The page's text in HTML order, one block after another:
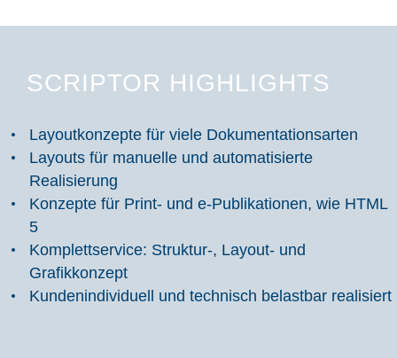
SCRIPTOR HIGHLIGHTS
Layoutkonzepte für viele Dokumentationsarten
Layouts für manuelle und automatisierte
Realisierung
Konzepte für Print- und e-Publikationen, wie HTML
5
Komplettservice: Struktur-, Layout- und
Grafikkonzept
Kundenindividuell und technisch belastbar realisiert